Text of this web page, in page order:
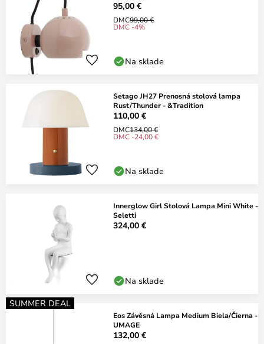
95,00 €
DMC99,00 €
DMC -4%
Na sklade
Setago JH27 Prenosná stolová lampa
Rust/Thunder - &Tradition
110,00 €
DMC134,00 €
DMC -24,00 €
Na sklade
Innerglow Girl Stolová Lampa Mini White -
Seletti
324,00 €
Na sklade
SUMMER DEAL
Eos Závěsná Lampa Medium Biela/Čierna -
UMAGE
132,00 €